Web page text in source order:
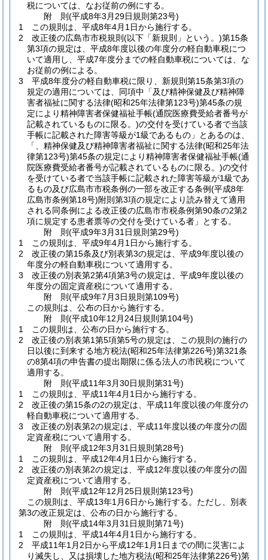
税については、なお従前の例にする。
附 則(平成8年3月29日規則第23号)
1
この規則は、平成8年4月1日から施行する。
2
改正後の広島市市税規則 (以下「新規則」という。)第15条
第3項の規定は、平成8年度以後の年度分の軽自動車税につ
いて適用し、平成7年度分までの軽自動車税については、な
お従前の例による。
3
平成8年度分の軽自動車税に限り、新規則第15条第3項の
規定の適用については、同項中「及び精神保健及び精神障
害者福祉に関する法律(昭和25年法律第123号)第45条の規
定により精神障害者保健福祉手帳(通院医療費受給者番号が
記載されているものに限る。)の交付を受けている者で当該
手帳に記載された障害等級が1級であるもの」とあるのは、
「、精神保健及び精神障害者福祉に関する法律(昭和25年法
律第123号)第45条の規定により精神障害者保健福祉手帳(通
院医療費受給者番号が記載されているものに限る。)の交付
を受けている者で当該手帳に記載された障害等級が1級であ
るもの及び広島市市税条例の一部を改正する条例(平成8年
広島市条例第18号)附則第3項の規定により読み替えて適用
される同条例による改正後の広島市市税条例第90条の2第2
項に規定する患者票等の交付を受けている者」とする。
附 則(平成9年3月31日規則第29号)
1
この規則は、平成9年4月1日から施行する。
2
改正後の第15条及び別表第3の規定は、平成9年度以後の
年度分の軽自動車税について適用する。
3
改正後の別表第2第4項第3号の規定は、平成9年度以後の
年度分の固定資産税について適用する。
附 則(平成9年7月3日規則第109号)
この規則は、公布の日から施行する。
附 則(平成10年12月24日規則第104号)
1
この規則は、公布の日から施行する。
2
改正後の別表第1第5項第5号の規定は、この規則の施行の
日以後に到来する地方税法(昭和25年法律第226号)第321条
の8第4項の申告書の提出期限に係る法人の市民税について
適用する。
附 則(平成11年3月30日規則第31号)
1
この規則は、平成11年4月1日から施行する。
2
改正後の第15条の2の規定は、平成11年度以後の年度分の
軽自動車税について適用する。
3
改正後の別表第2の規定は、平成11年度以後の年度分の固
定資産税について適用する。
附 則(平成12年3月31日規則第28号)
1
この規則は、平成12年4月1日から施行する。
2
改正後の別表第2の規定は、平成12年度以後の年度分の固
定資産税について適用する。
附 則(平成12年12月25日規則第123号)
この規則は、平成13年1月6日から施行する。 ただし、別表
第3の改正規定は、公布の日から施行する。
附 則(平成14年3月31日規則第71号)
1
この規則は、平成14年4月1日から施行する。
2
平成11年1月2日から平成12年1月1日までの間に災害によ
り滅失し、又は損壊した地方税法(昭和25年法律第226号)第